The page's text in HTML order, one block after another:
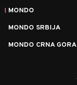
MONDO
MONDO SRBIJA
MONDO CRNA GORA